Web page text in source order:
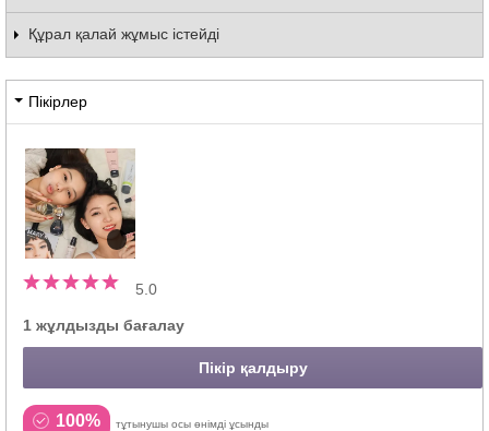
Құрал қалай жұмыс істейді
Пікірлер
5.0
1 жұлдызды бағалау
Пікір қалдыру
100% тұтынушы осы өнімді ұсынды